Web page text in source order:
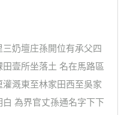
奶壇庄孫開位有承父四
壹所坐落土 名在馬路區
溉東至林家田西至吳家
為界官丈孫通名字下下